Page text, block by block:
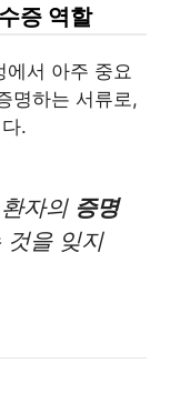
증 역할
에서 아주 중요
명하는 서류로,
.
자의 증명
을 잊지